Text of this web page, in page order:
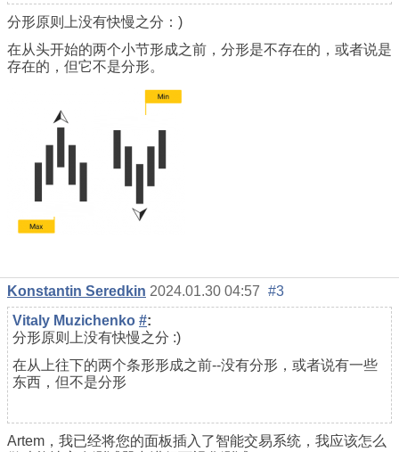
分形原则上没有快慢之分：)
在从头开始的两个小节形成之前，分形是不存在的，或者说是
存在的，但它不是分形。
Konstantin Seredkin 2024.01.30 04:57 #3
Vitaly Muzichenko #:
分形原则上没有快慢之分 :)
在从上往下的两个条形形成之前--没有分形，或者说有一些
东西，但不是分形
Artem，我已经将您的面板插入了智能交易系统，我应该怎么